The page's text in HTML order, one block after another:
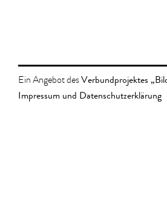
Ein Angebot desVerbundprojektes
Impressum und Datenschutzerklärung